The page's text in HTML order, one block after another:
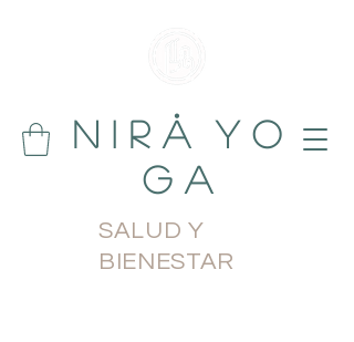
N i r å Y o
g a
SALUD Y
BIENESTAR